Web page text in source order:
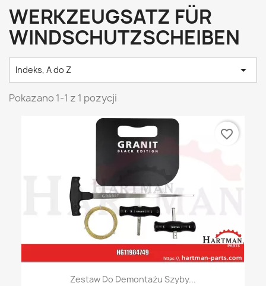
WERKZEUGSATZ FÜR
WINDSCHUTZSCHEIBEN
Indeks, A do Z 
Pokazano 1-1 z 1 pozycji
Zestaw Do Demontażu Szyby...
favorite_border